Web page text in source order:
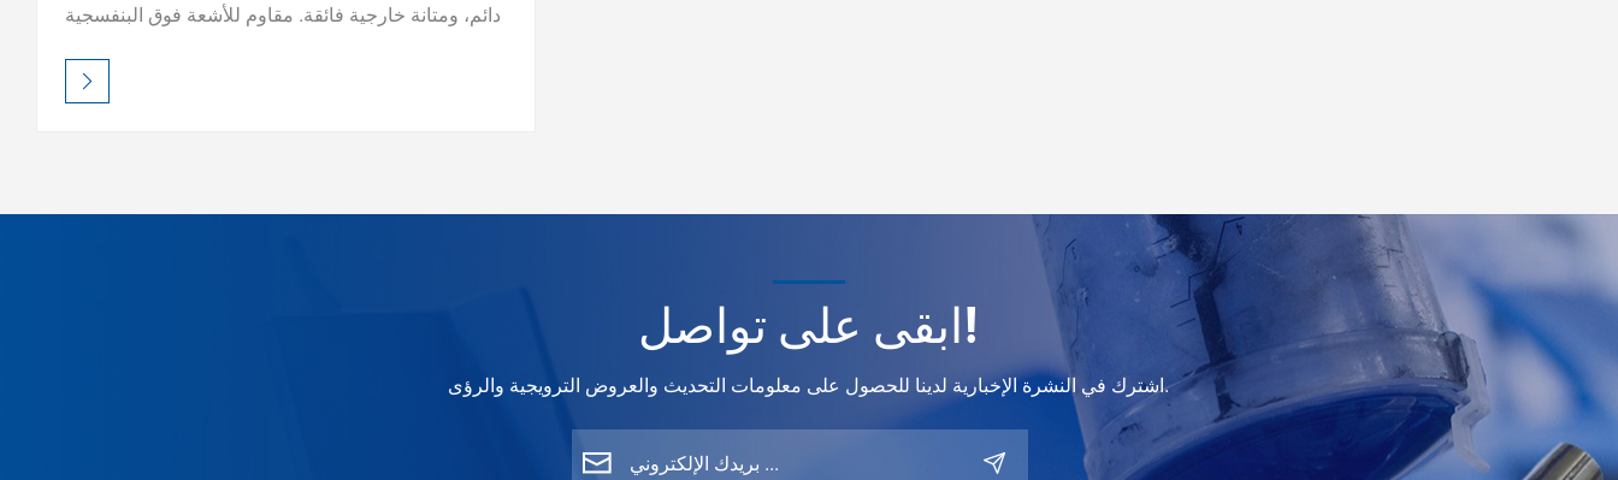
دائم، ومتانة خارجية فائقة. مقاوم للأشعة فوق البنفسجية
حتى في ظل الظروف القاسية. اختر من اللمعان أو
الساتان أو التشطيبات المؤثرة - سهل التطبيق، واحترافي
ابقى على تواصل!
اشترك في النشرة الإخبارية لدينا للحصول على معلومات التحديث والعروض الترويجية والرؤى.